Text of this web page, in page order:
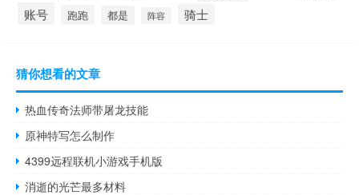
账号 跑跑 都是 阵容 骑士
猜你想看的文章
热血传奇法师带屠龙技能
原神特写怎么制作
4399远程联机小游戏手机版
消逝的光芒最多材料